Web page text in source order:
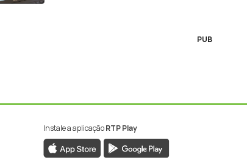
PUB
Instale a aplicaçãoRTP Play